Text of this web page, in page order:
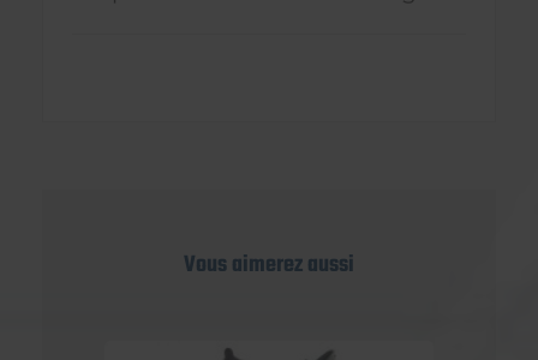
Vous aimerez aussi